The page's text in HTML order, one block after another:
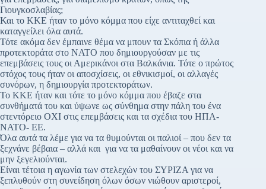
Γιουγκοσλαβίας;
Και το ΚΚΕ ήταν το μόνο κόμμα που είχε αντιταχθεί και
καταγγείλει όλα αυτά.
Τότε ακόμα δεν έμπαινε θέμα να μπουν τα Σκόπια ή άλλα
προτεκτοράτα στο ΝΑΤΟ που δημιουργούσαν με τις
επεμβάσεις τους οι Αμερικάνοι στα Βαλκάνια. Τότε ο πρώτος
στόχος τους ήταν οι αποσχίσεις, οι εθνικισμοί, οι αλλαγές
συνόρων, η δημιουργία προτεκτοράτων.
Το ΚΚΕ ήταν και τότε το μόνο κόμμα που έβαζε στα
συνθήματά του και ύψωνε ως σύνθημα στην πάλη του ένα
στεντόρειο ΟΧΙ στις επεμβάσεις και τα σχέδια του ΗΠΑ-
ΝΑΤΟ- ΕΕ.
Όλα αυτά τα λέμε για να τα θυμούνται οι παλιοί – που δεν τα
ξεχνάνε βέβαια – αλλά και για να τα μαθαίνουν οι νέοι και να
μην ξεγελιούνται.
Είναι τέτοια η αγωνία των στελεχών του ΣΥΡΙΖΑ για να
ξεπλυθούν στη συνείδηση όλων όσων νιώθουν αριστεροί,